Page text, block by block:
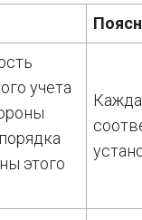
учета
этого